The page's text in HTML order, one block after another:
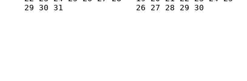
29 30 31               26 27 28 29 30